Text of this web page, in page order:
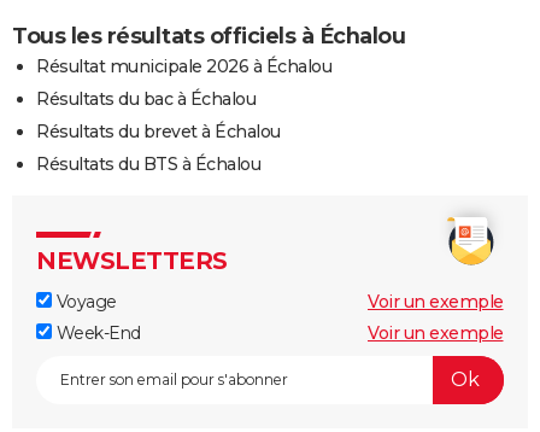
Tous les résultats officiels à Échalou
Résultat municipale 2026 à Échalou
Résultats du bac à Échalou
Résultats du brevet à Échalou
Résultats du BTS à Échalou
NEWSLETTERS
Voyage
Voir un exemple
Week-End
Voir un exemple